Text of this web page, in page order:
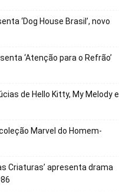
‘Dog House Brasil’, novo
‘Atenção para o Refrão’
de Hello Kitty, My Melody e
Marvel do Homem-
Criaturas’ apresenta drama